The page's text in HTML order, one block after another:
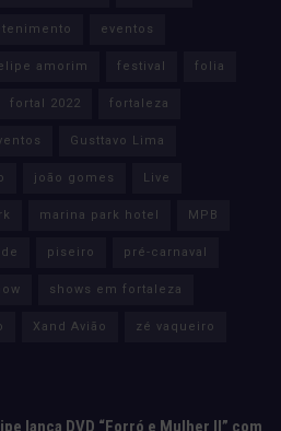
eventos
amorim festival folia
fortal 2022 fortaleza
Gusttavo Lima
joão gomes Live
marina park hotel MPB
piseiro pré-carnaval
shows em fortaleza
Xand Avião zé vaqueiro
lança DVD “Forró e Mulher II” com